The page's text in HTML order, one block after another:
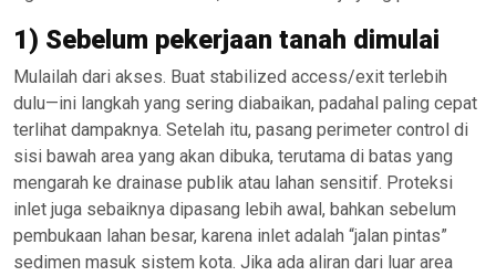
1) Sebelum pekerjaan tanah dimulai
Mulailah dari akses. Buat stabilized access/exit terlebih
dulu—ini langkah yang sering diabaikan, padahal paling cepat
terlihat dampaknya. Setelah itu, pasang perimeter control di
sisi bawah area yang akan dibuka, terutama di batas yang
mengarah ke drainase publik atau lahan sensitif. Proteksi
inlet juga sebaiknya dipasang lebih awal, bahkan sebelum
pembukaan lahan besar, karena inlet adalah “jalan pintas”
sedimen masuk sistem kota. Jika ada aliran dari luar area